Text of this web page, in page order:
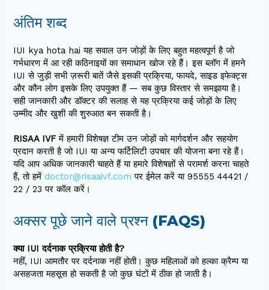
अंतिम शब्द
IUI kya hota hai यह सवाल उन जोड़ों के लिए बहुत महत्वपूर्ण है जो
गर्भधारण में आ रही कठिनाइयों का समाधान खोज रहे हैं। इस ब्लॉग में हमने
IUI से जुड़ी सभी ज़रूरी बातें जैसे इसकी प्रक्रिया, फायदे, साइड इफेक्ट्स
और कौन लोग इसके लिए उपयुक्त हैं — सब कुछ विस्तार से समझाया है।
सही जानकारी और डॉक्टर की सलाह से यह प्रक्रिया कई जोड़ों के लिए
उम्मीद और खुशी की शुरुआत बन सकती है।
RISAA IVFमें हमारी विशेषज्ञ टीम उन जोड़ों को मार्गदर्शन और सहयोग
प्रदान करती है जो IUI या अन्य फर्टिलिटी उपचार की योजना बना रहे हैं।
यदि आप अधिक जानकारी चाहते हैं या हमारे विशेषज्ञों से परामर्श करना चाहते
हैं, तो हमें doctor@risaaivf.com पर ईमेल करें या 95555 44421 /
22 / 23 पर कॉल करें।
अक्सर पूछे जाने वाले प्रश्न (FAQS)
क्या IUI दर्दनाक प्रक्रिया होती है?
नहीं, IUI आमतौर पर दर्दनाक नहीं होती। कुछ महिलाओं को हल्का क्रैम्प या
असहजता महसूस हो सकती है जो कुछ घंटों में ठीक हो जाती है।